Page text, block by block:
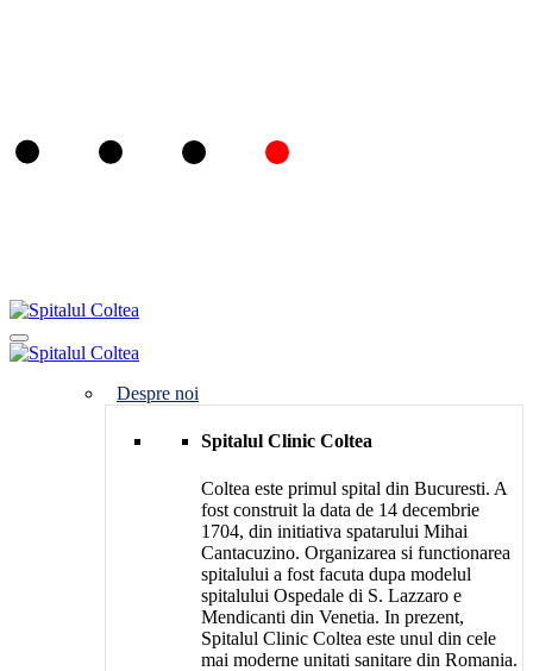
Despre noi
Spitalul Clinic Coltea
Coltea este primul spital din Bucuresti. A
fost construit la data de 14 decembrie
1704, din initiativa spatarului Mihai
Cantacuzino. Organizarea si functionarea
spitalului a fost facuta dupa modelul
spitalului Ospedale di S. Lazzaro e
Mendicanti din Venetia. In prezent,
Spitalul Clinic Coltea este unul din cele
mai moderne unitati sanitare din Romania.